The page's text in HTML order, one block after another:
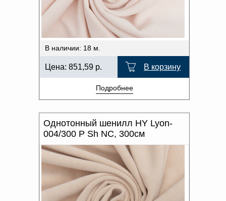
Доверенность на
получение груза
Документы по работе с
персональными данными
Вопросы и ответы
Новости | Статьи
ОТТЕНОК ЦВЕТА
В наличии: 18 м.
Цена: 851,59 р. В корзину
Подробнее
Однотонный шенилл HY Lyon-
004/300 P Sh NC, 300см
Добавить
в